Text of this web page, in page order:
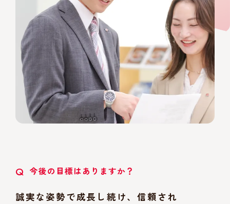
Q 今後の目標はありますか？
誠実な姿勢で成長し続け、信頼され